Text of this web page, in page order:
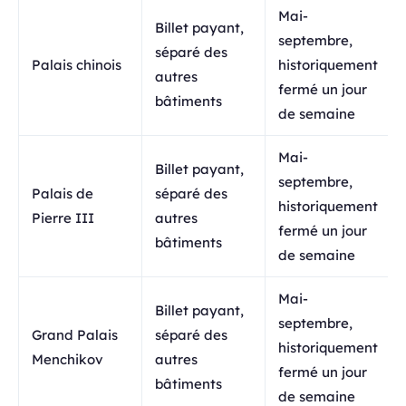
Palais chinois
Billet payant,
séparé des
autres
bâtiments
Mai-
septembre,
historiquement
fermé un jour
de semaine
Palais de
Pierre III
Billet payant,
séparé des
autres
bâtiments
Mai-
septembre,
historiquement
fermé un jour
de semaine
Grand Palais
Menchikov
Billet payant,
séparé des
autres
bâtiments
Mai-
septembre,
historiquement
fermé un jour
de semaine